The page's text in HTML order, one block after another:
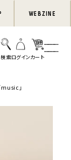
WEBZINE
」